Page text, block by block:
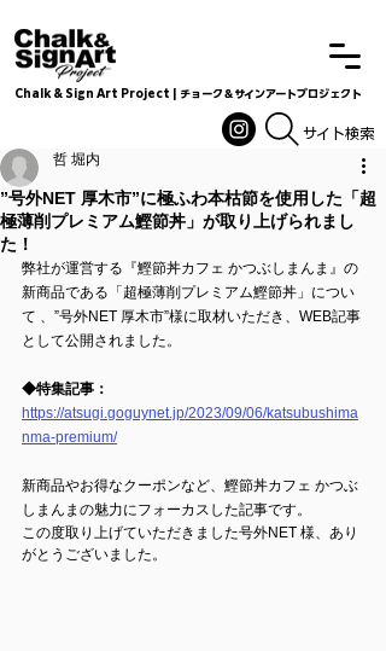
Chalk & Sign Art Project | チョーク＆サインアートプロジェクト
​​​サイト検索
”号外NET 厚木市”に極ふわ本枯節を使用した「超
極薄削プレミアム鰹節丼」が取り上げられまし
た！
哲 堀内
弊社が運営する『鰹節丼カフェ かつぶしまんま』の
新商品である「超極薄削プレミアム鰹節丼」につい
て 、”号外NET 厚木市”様に取材いただき、WEB記事
として公開されました。
◆特集記事：
https://atsugi.goguynet.jp/2023/09/06/katsubushima
nma-premium/
新商品やお得なクーポンなど、鰹節丼カフェ かつぶ
しまんまの魅力にフォーカスした記事です。
この度取り上げていただきました号外NET 様、あり
がとうございました。